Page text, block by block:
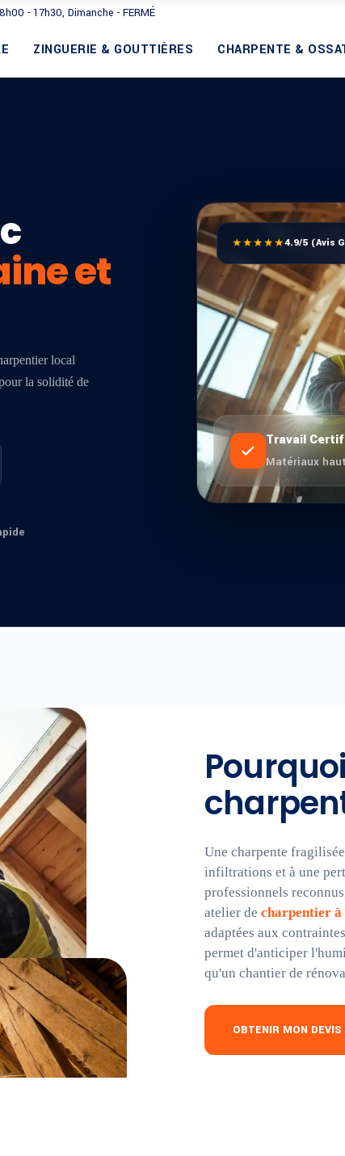
- 17h30, Dimanche - FERMÉ
ZINGUERIE & GOUTTIÈRES CHARPENTE &
et
local
la solidité de
Travail
Matériaux
★★★★★4.9/5 (Avis
Une charpente
infiltrations et à une
professionnels
atelier de charpentier à
adaptées aux
permet d'anticiper
qu'un chantier de
OBTENIR MON DEVIS